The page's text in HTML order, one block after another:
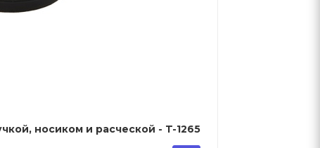
носиком и расческой - T-1265